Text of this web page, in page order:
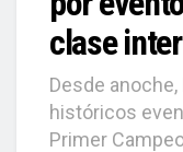
clase
Desde
históricos
Primer